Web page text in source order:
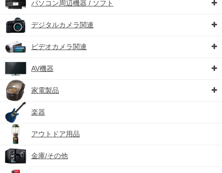
パソコン周辺機器 / ソフト
デジタルカメラ関連
ビデオカメラ関連
AV機器
家電製品
楽器
アウトドア用品
金庫/その他